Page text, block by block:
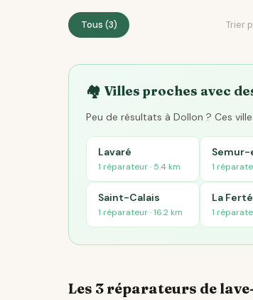
Tous (3) Trier
🏘️ Villes proches avec
Peu de résultats à Dollon ? Ces
Lavaré
1 réparateur · 5.4 km
Semur-
1
Saint-Calais
1 réparateur · 16.2 km
La
1
Les 3 réparateurs de